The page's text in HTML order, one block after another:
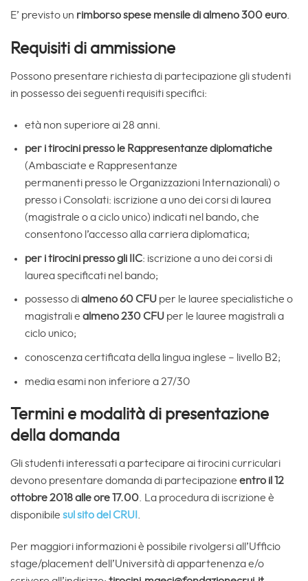
E’ previsto un rimborso spese mensile di almeno 300 euro
Requisiti di ammissione
Possono presentare richiesta di partecipazione gli studenti
in possesso dei seguenti requisiti specifici:
età non superiore ai 28 anni.
per i tirocini presso le Rappresentanze diplomatiche
(Ambasciate e Rappresentanze
permanenti presso le Organizzazioni Internazionali) o
presso i Consolati: iscrizione a uno dei corsi di laurea
(magistrale o a ciclo unico) indicati nel bando, che
consentono l’accesso alla carriera diplomatica;
per i tirocini presso gli IIC: iscrizione a uno dei corsi di
laurea specificati nel bando;
possesso dialmeno 60 CFUper le lauree specialistiche o
magistrali e almeno 230 CFUper le lauree magistrali a
ciclo unico;
conoscenza certificata della lingua inglese – livello B2;
media esami non inferiore a 27/30
Termini e modalità di presentazione
della domanda
Gli studenti interessati a partecipare ai tirocini curriculari
devono presentare domanda di partecipazione entro il 12
ottobre 2018 alle ore 17.00. La procedura di iscrizione è
disponibile sul sito del CRUI .
Per maggiori informazioni è possibile rivolgersi all’Ufficio
stage/placement dell’Università di appartenenza e/o